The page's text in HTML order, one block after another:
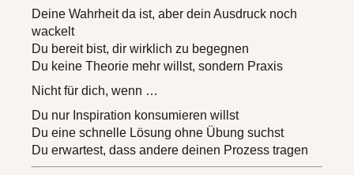
Deine Wahrheit da ist, aber dein Ausdruck noch
wackelt
Du bereit bist, dir wirklich zu begegnen
Du keine Theorie mehr willst, sondern Praxis
Nicht für dich, wenn …
Du nur Inspiration konsumieren willst
Du eine schnelle Lösung ohne Übung suchst
Du erwartest, dass andere deinen Prozess tragen